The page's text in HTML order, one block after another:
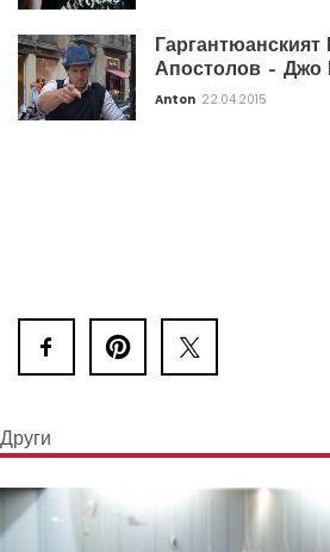
Апостолов –
Anton 22.04.2015
Други